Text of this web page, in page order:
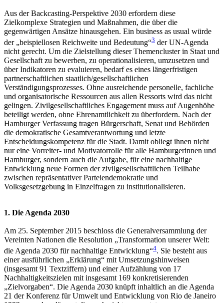
Aus der Backcasting-Perspektive 2030 erfordern diese
Zielkomplexe Strategien und Maßnahmen, die über die
gegenwärtigen Ansätze hinausgehen. Ein business as usual würde
der „beispiellosen Reichweite und Bedeutung“3 der UN-Agenda
nicht gerecht. Um die Zielstellung dieser Themencluster in Staat und
Gesellschaft zu bewerben, zu operationalisieren, umzusetzen und
über Indikatoren zu evaluieren, bedarf es eines längerfristigen
partnerschaftlichen staatlich/gesellschaftlichen
Verständigungsprozesses. Ohne ausreichende personelle, fachliche
und organisatorische Ressourcen aus allen Ressorts wird das nicht
gelingen. Zivilgesellschaftliches Engagement muss auf Augenhöhe
beteiligt werden, ohne Ehrenamtlichkeit zu überfordern. Nach der
Hamburger Verfassung tragen Bürgerschaft, Senat und Behörden
die demokratische Gesamtverantwortung und letzte
Entscheidungskompetenz für die Stadt. Damit obliegt ihnen nicht
nur eine Vorreiter- und Motivatorrolle für alle Hamburgerinnen und
Hamburger, sondern auch die Aufgabe, für eine nachhaltige
Entwicklung neue Formen der zivilgesellschaftlichen Teilhabe
zwischen repräsentativer Parteiendemokratie und
Volksgesetzgebung in Einzelfragen zu institutionalisieren.
1. Die Agenda 2030
Am 25. September 2015 beschloss die Generalversammlung der
Vereinten Nationen die Resolution „Transformation unserer Welt:
die Agenda 2030 für nachhaltige Entwicklung“4. Sie besteht aus
einer ausführlichen „Erklärung“ mit Umsetzungshinweisen
(insgesamt 91 Textziffern) und einer Aufzählung von 17
Nachhaltigkeitszielen mit insgesamt 169 konkretisierenden
„Zielvorgaben“. Die Agenda 2030 knüpft inhaltlich an die Agenda
21 der Konferenz für Umwelt und Entwicklung von Rio de Janeiro